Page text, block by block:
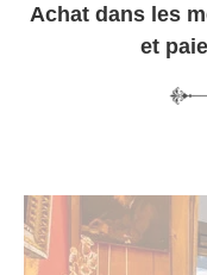
Achat dans les
et